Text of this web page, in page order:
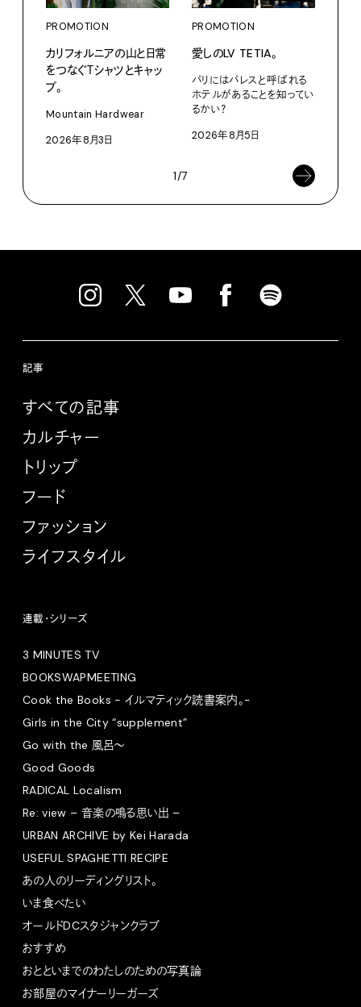
PROMOTION
カリフォルニアの山と日常
をつなぐＴシャツとキャッ
プ。
Mountain Hardwear
2026年8月3日
PROMOTION
愛しのLV TETIA。
パリにはパレスと呼ばれる
ホテルがあることを知ってい
るかい？
2026年8月5日
1/7
記事
すべての記事
カルチャー
トリップ
フード
ファッション
ライフスタイル
連載・シリーズ
3 MINUTES TV
BOOKSWAPMEETING
Cook the Books - イルマティック読書案内。-
Girls in the City “supplement”
Go with the 風呂〜
Good Goods
RADICAL Localism
Re: view – 音楽の鳴る思い出 –
URBAN ARCHIVE by Kei Harada
USEFUL SPAGHETTI RECIPE
あの人のリーディングリスト。
いま食べたい
オールドDCスタジャンクラブ
おすすめ
おとといまでのわたしのための写真論
お部屋のマイナーリーガーズ